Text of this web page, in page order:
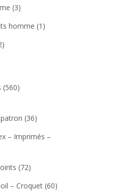
(3)
homme (1)
(560)
(36)
– Imprimés –
(72)
– Croquet (60)